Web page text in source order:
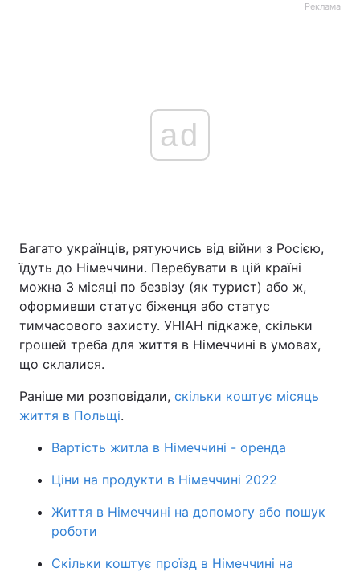
Головна Війна
Україна Політика
Економіка
Спорт Наука
Зброя
Здоров'я
Екологія
Лонгріди
Реклама
ad
Багато українців, рятуючись від війни з Росією,
їдуть до Німеччини. Перебувати в цій країні
можна 3 місяці по безвізу (як турист) або ж,
оформивши статус біженця або статус
тимчасового захисту. УНІАН підкаже, скільки
грошей треба для життя в Німеччині в умовах,
що склалися.
Раніше ми розповідали, скільки коштує місяць
життя в Польщі.
Вартість житла в Німеччині - оренда
Ціни на продукти в Німеччині 2022
Життя в Німеччині на допомогу або пошук
роботи
Скільки коштує проїзд в Німеччині на